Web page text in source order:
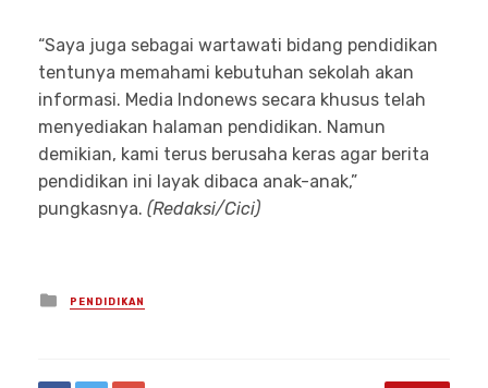
“Saya juga sebagai wartawati bidang pendidikan
tentunya memahami kebutuhan sekolah akan
informasi. Media Indonews secara khusus telah
menyediakan halaman pendidikan. Namun
demikian, kami terus berusaha keras agar berita
pendidikan ini layak dibaca anak-anak,”
pungkasnya. (Redaksi/Cici)
Posted
in
PENDIDIKAN